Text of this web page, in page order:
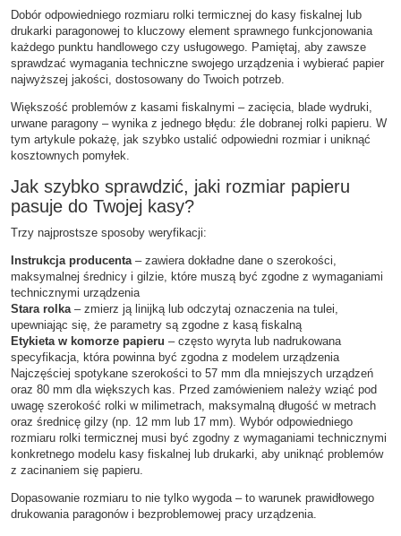
Dobór odpowiedniego rozmiaru rolki termicznej do kasy fiskalnej lub
drukarki paragonowej to kluczowy element sprawnego funkcjonowania
każdego punktu handlowego czy usługowego. Pamiętaj, aby zawsze
sprawdzać wymagania techniczne swojego urządzenia i wybierać papier
najwyższej jakości, dostosowany do Twoich potrzeb.
Większość problemów z kasami fiskalnymi – zacięcia, blade wydruki,
urwane paragony – wynika z jednego błędu: źle dobranej rolki papieru. W
tym artykule pokażę, jak szybko ustalić odpowiedni rozmiar i uniknąć
kosztownych pomyłek.
Jak szybko sprawdzić, jaki rozmiar papieru
pasuje do Twojej kasy?
Trzy najprostsze sposoby weryfikacji:
Instrukcja producenta – zawiera dokładne dane o szerokości,
maksymalnej średnicy i gilzie, które muszą być zgodne z wymaganiami
technicznymi urządzenia
Stara rolka – zmierz ją linijką lub odczytaj oznaczenia na tulei,
upewniając się, że parametry są zgodne z kasą fiskalną
Etykieta w komorze papieru – często wyryta lub nadrukowana
specyfikacja, która powinna być zgodna z modelem urządzenia
Najczęściej spotykane szerokości to 57 mm dla mniejszych urządzeń
oraz 80 mm dla większych kas. Przed zamówieniem należy wziąć pod
uwagę szerokość rolki w milimetrach, maksymalną długość w metrach
oraz średnicę gilzy (np. 12 mm lub 17 mm). Wybór odpowiedniego
rozmiaru rolki termicznej musi być zgodny z wymaganiami technicznymi
konkretnego modelu kasy fiskalnej lub drukarki, aby uniknąć problemów
z zacinaniem się papieru.
Dopasowanie rozmiaru to nie tylko wygoda – to warunek prawidłowego
drukowania paragonów i bezproblemowej pracy urządzenia.